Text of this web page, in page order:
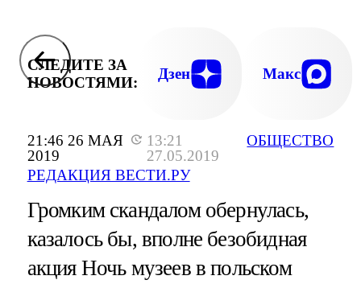
21:46 26 МАЯ
2019
13:21
27.05.2019
РЕДАКЦИЯ ВЕСТИ.РУ
ОБЩЕСТВО
СЛЕДИТЕ ЗА
НОВОСТЯМИ:
Дзен Макс
Громким скандалом обернулась,
казалось бы, вполне безобидная
акция Ночь музеев в польском